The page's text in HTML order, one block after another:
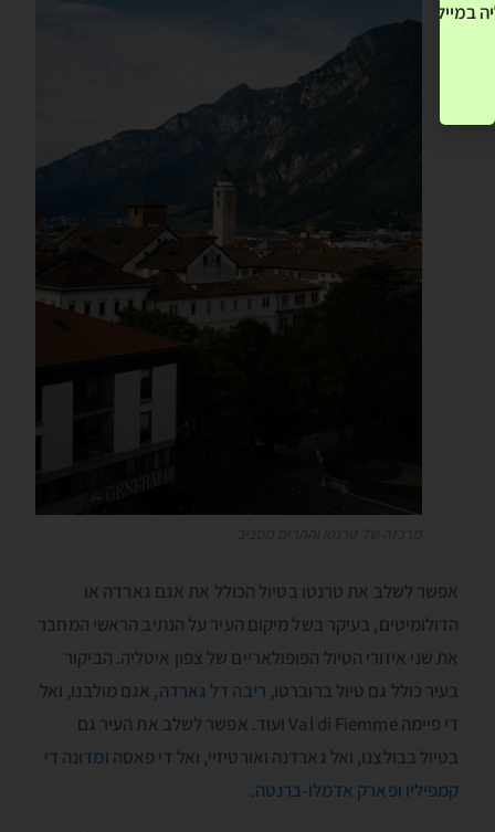
אפשר לשלב את טרנטו בטיול הכולל את אגם גארדה או
הדולומיטים, בעיקר בשל מיקום העיר על הנתיב הראשי המחבר
את שני איזורי הטיול הפופולאריים של צפון איטליה. הביקור
בעיר כולל גם טיול ברוברטו, ריבה דל גארדה, אגם מולבנו, ואל
די פיימה Val di Fiemme ועוד. אפשר לשלב את העיר גם
בטיול בבולצנו, ואל גארדנה ואורטיזיי, ואל די פאסה ומדונה די
קמפיליו ופארק אדמלו-ברנטה.
במייל שלך! »